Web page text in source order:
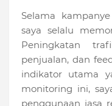
Selama
saya selalu
Peningkatan
penjualan, dan
indikator utama
monitoring ini,
penggunaan jasa